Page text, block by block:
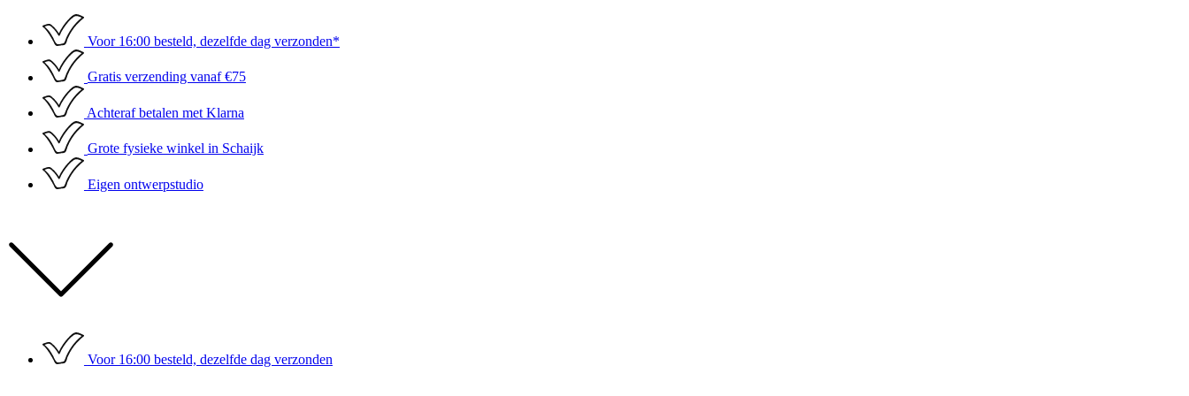
naar
inhoud
Voor 16:00 besteld, dezelfde dag verzonden*
Gratis verzending vanaf €75
Achteraf betalen met Klarna
Grote fysieke winkel in Schaijk
Eigen ontwerpstudio
Voor 16:00 besteld, dezelfde dag verzonden